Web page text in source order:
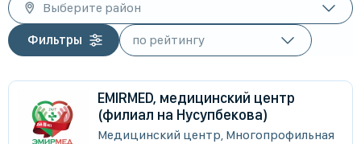
Выберите район
Фильтры
EMIRMED, медицинский центр
(филиал на Нусупбекова)
Медицинский центр, Многопрофильная